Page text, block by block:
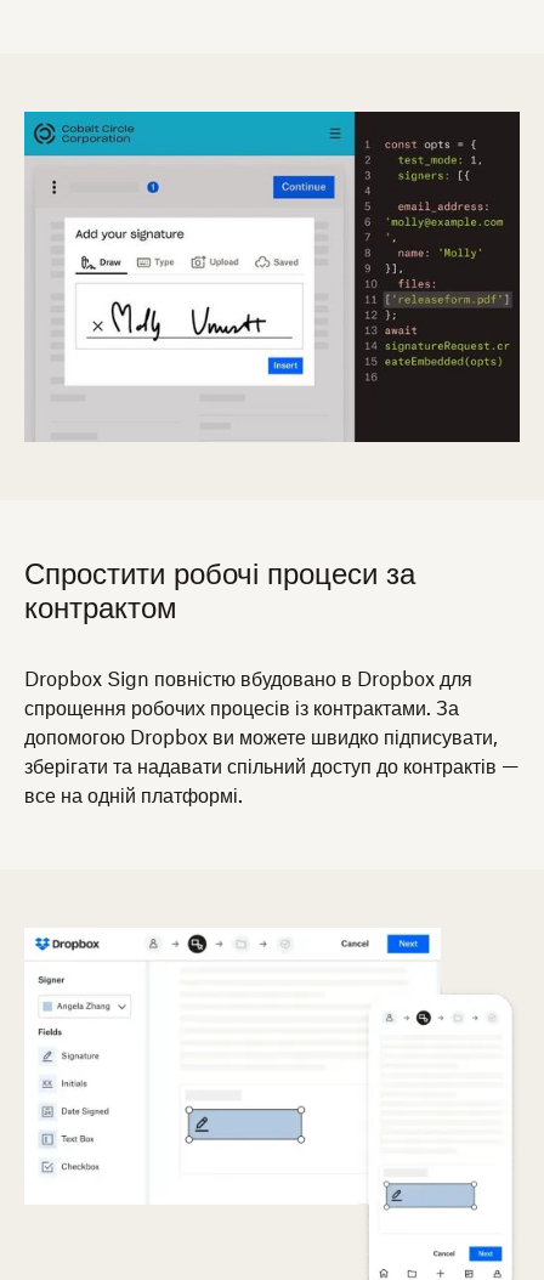
Спростити робочі процеси за
контрактом
Dropbox Sign повністю вбудовано в Dropbox для
спрощення робочих процесів із контрактами. За
допомогою Dropbox ви можете швидко підписувати,
зберігати та надавати спільний доступ до контрактів —
все на одній платформі.